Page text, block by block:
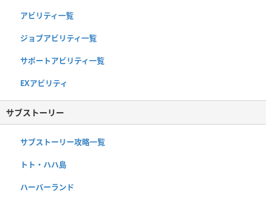
アビリティ一覧
ジョブアビリティ一覧
サポートアビリティ一覧
EXアビリティ
サブストーリー
サブストーリー攻略一覧
トト・ハハ島
ハーバーランド